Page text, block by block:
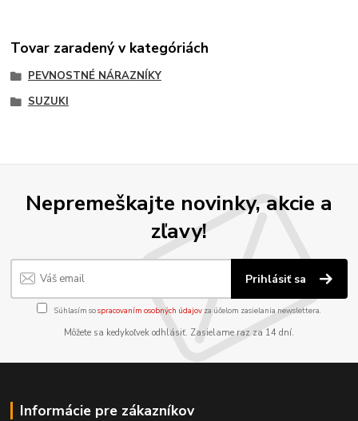
Tovar zaradený v kategóriách
PEVNOSTNÉ NÁRAZNÍKY
SUZUKI
Nepremeškajte novinky, akcie a
zľavy!
Prihlásiť sa
Súhlasím sospracovaním osobných údajov za účelom zasielania newslettera.
Môžete sa kedykoľvek odhlásiť. Zasielame raz za 14 dní.
Informácie pre zákazníkov